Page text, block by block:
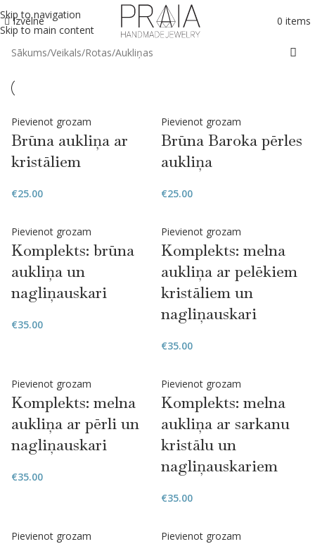
Skip to navigation
Skip to main content
Izvēlne 0 items
Sākums Veikals Rotas Aukliņas
Pievienot grozam
Brūna aukliņa ar
kristāliem
€25.00
Pievienot grozam
Brūna Baroka pērles
aukliņa
€25.00
Pievienot grozam
Komplekts: brūna
aukliņa un
nagliņauskari
€35.00
Pievienot grozam
Komplekts: melna
aukliņa ar pelēkiem
kristāliem un
nagliņauskari
€35.00
Pievienot grozam
Komplekts: melna
aukliņa ar pērli un
nagliņauskari
€35.00
Pievienot grozam
Komplekts: melna
aukliņa ar sarkanu
kristālu un
nagliņauskariem
€35.00
Pievienot grozam Pievienot grozam